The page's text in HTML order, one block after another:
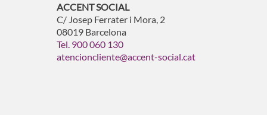
ACCENT SOCIAL
C/ Josep Ferrater i Mora, 2
08019 Barcelona
Tel. 900 060 130
atencioncliente@accent-social.cat